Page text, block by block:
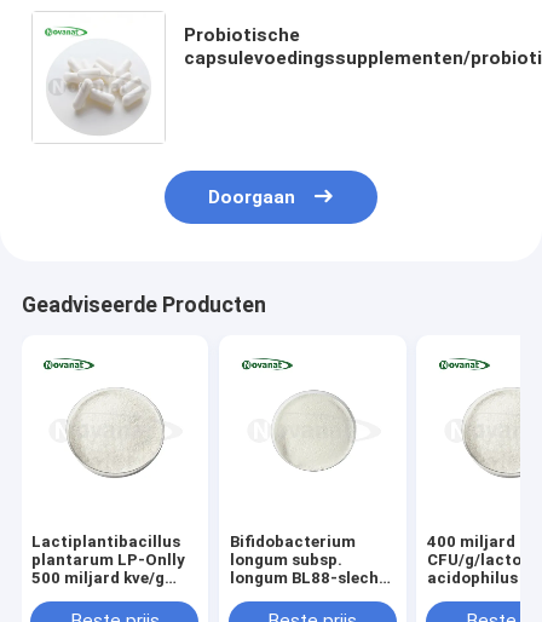
Probiotische
capsulevoedingssupplementen/
Doorgaan
Geadviseerde Producten
Lactiplantibacillus
plantarum LP-Onlly
500 miljard kve/g
Bifidobacterium
longum subsp.
longum BL88-slechts
Veganistisch/allergeenvrij/glutenvrij/
400 miljard
CFU/g/
acidophilus